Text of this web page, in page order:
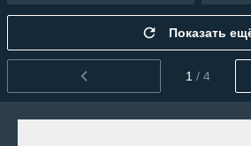
Показать
1 / 4